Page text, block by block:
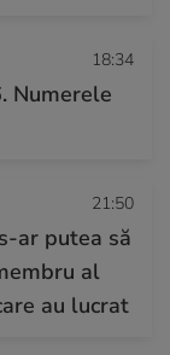
18:34
Numerele
21:50
ar putea să
al
au lucrat